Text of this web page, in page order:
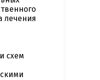
лечения
схем